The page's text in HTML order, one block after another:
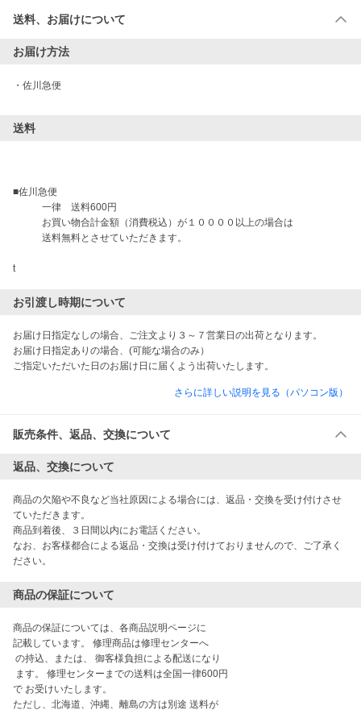
送料、お届けについて
お届け方法
・ 佐川急便
送料
■佐川急便
一律　送料600円
お買い物合計金額（消費税込）が１００００以上の場合は
送料無料とさせていただきます。
お引渡し時期について
お届け日指定なしの場合、ご注文より３～７営業日の出荷となります。
お届け日指定ありの場合、(可能な場合のみ）
ご指定いただいた日のお届け日に届くよう出荷いたします。
さらに詳しい説明を見る（パソコン版）
販売条件、返品、交換について
返品、交換について
商品の欠陥や不良など当社原因による場合には、返品・交換を受け付けさせ
ていただきます。
商品到着後、３日間以内にお電話ください。
なお、お客様都合による返品・交換は受け付けておりませんので、ご了承く
ださい。
商品の保証について
商品の保証については、各商品説明ページに
記載しています。 修理商品は修理センターへ
で お受けいたします。
ただし、北海道、沖縄、離島の方は別途 送料が